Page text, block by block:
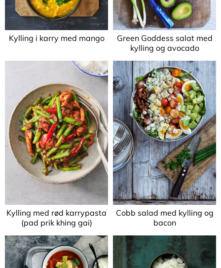
Kylling i karry med mango
Green Goddess salat med
kylling og avocado
Kylling med rød karrypasta
(pad prik khing gai)
Cobb salad med kylling og
bacon